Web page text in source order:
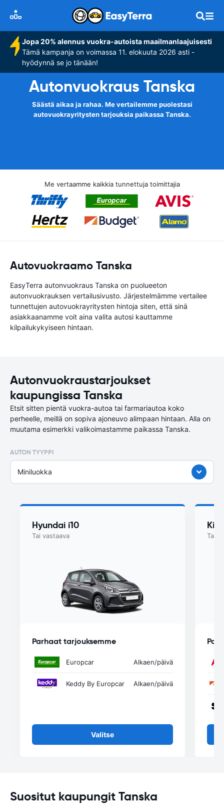
Jopa 20% alennus vuokra-autoista maailmanlaajuisesti
Tämä kampanja on voimassa 11. elokuuta 2026 asti -
hyödynnä se jo tänään!
Autonvuokraus Tanska
Säästä aikaa ja rahaa. Me vertailemme puolestasi
autovuokrayritysten tarjouksia paikassa Tanska.
Me vertaamme kaikkia tunnettuja toimittajia
Autovuokraamo Tanska
EasyTerra autonvuokraus Tanska on puolueeton
autonvuokrauksen vertailusivusto. Järjestelmämme vertailee
tunnettujen autovuokrayritysten hintoja siten, että sinä
asiakkaanamme voit aina valita autosi kauttamme
kilpailukykyiseen hintaan.
Autonvuokraustarjoukset
kaupungissa Tanska
Etsit sitten pientä vuokra-autoa tai farmariautoa koko
perheelle, meillä on sopiva ajoneuvo alimpaan hintaan. Alla on
muutama esimerkki valikoimastamme paikassa Tanska.
AUTON TYYPPI
Miniluokka
Hyundai i10
Tai vastaava
Parhaat tarjouksemme
Europcar Alkaen/päivä
Keddy By Europcar Alkaen/päivä
Valitse
Kia
Tai
Suositut kaupungit Tanska